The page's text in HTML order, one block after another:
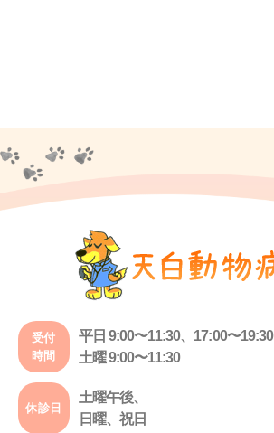
受付
時間
平日 9:00〜11:30、17:00〜19:30
土曜 9:00〜11:30
休診日
土曜午後、
日曜、祝日